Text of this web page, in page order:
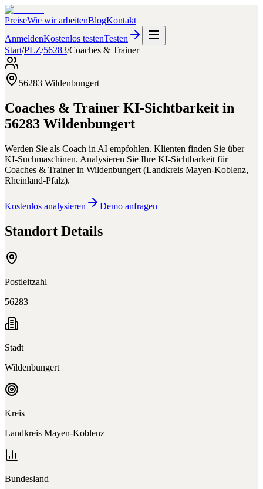
PreiseWie wir arbeitenBlogKontakt
AnmeldenKostenlos testenTesten
Start/PLZ/56283/Coaches & Trainer
56283 Wildenbungert
Coaches & Trainer KI-Sichtbarkeit in
56283 Wildenbungert
Werden Sie als Coach in AI empfohlen. Klienten finden Sie über
KI-Suchmaschinen. Analysieren Sie Ihre KI-Sichtbarkeit für
Coaches & Trainerin Wildenbungert (Landkreis Mayen-Koblenz,
Rheinland-Pfalz).
Kostenlos analysieren Demo anfragen
Standort Details
Postleitzahl
56283
Stadt
Wildenbungert
Kreis
Landkreis Mayen-Koblenz
Bundesland